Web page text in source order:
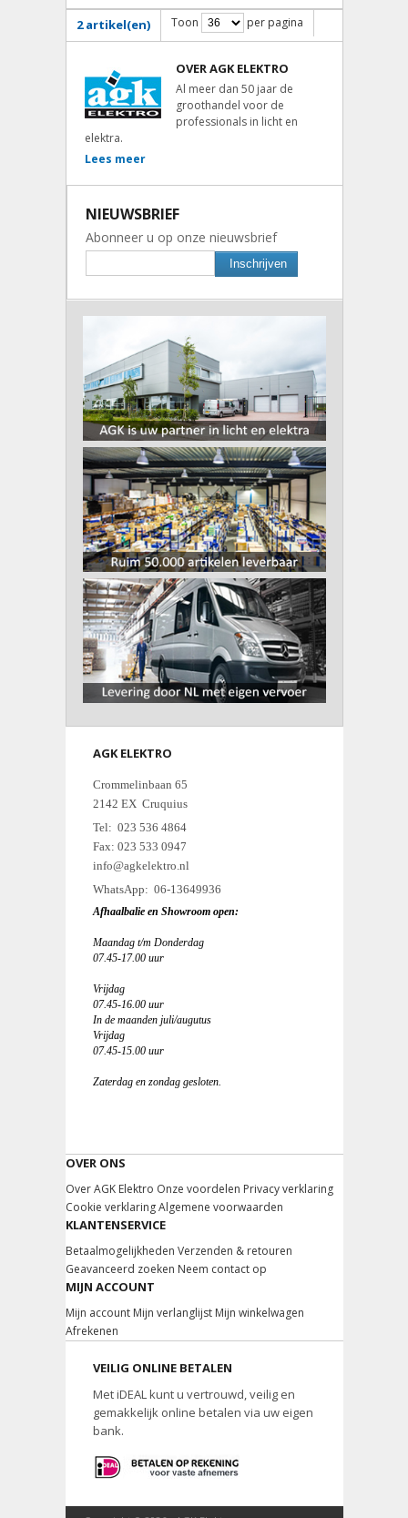
2 artikel(en) Toon per pagina
OVER AGK ELEKTRO
Al meer dan 50 jaar de
groothandel voor de
professionals in licht en
elektra.
Lees meer
NIEUWSBRIEF
Abonneer u op onze nieuwsbrief
Inschrijven
AGK ELEKTRO
Crommelinbaan 65
2142 EX Cruquius
Tel: 023 536 4864
Fax: 023 533 0947
info@agkelektro.nl
WhatsApp: 06-13649936
Afhaalbalie en Showroom open:
Maandag t/m Donderdag
07.45-17.00 uur
Vrijdag
07.45-16.00 uur
In de maanden juli/augutus
Vrijdag
07.45-15.00 uur
Zaterdag en zondag gesloten.
OVER ONS
Over AGK Elektro Onze voordelen Privacy verklaring
Cookie verklaring Algemene voorwaarden
KLANTENSERVICE
Betaalmogelijkheden Verzenden & retouren
Geavanceerd zoeken Neem contact op
MIJN ACCOUNT
Mijn account Mijn verlanglijst Mijn winkelwagen
Afrekenen
VEILIG ONLINE BETALEN
Met iDEAL kunt u vertrouwd, veilig en
gemakkelijk online betalen via uw eigen
bank.